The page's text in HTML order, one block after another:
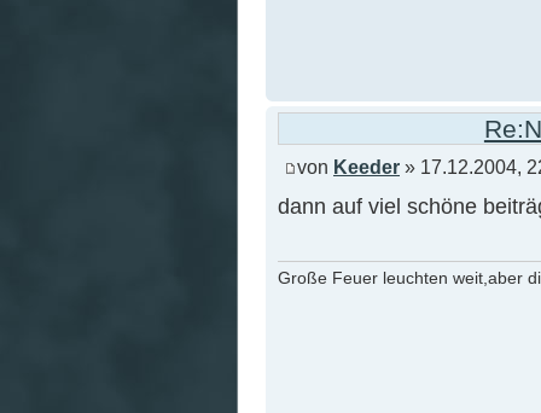
von Keeder » 17.12.2004,
dann auf viel schöne
Große Feuer leuchten weit,aber